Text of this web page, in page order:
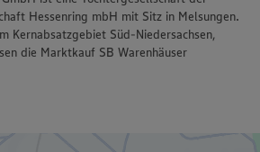
Hessenring mbH mit Sitz in Melsungen.
Kernabsatzgebiet Süd-Niedersachsen,
die Marktkauf SB Warenhäuser